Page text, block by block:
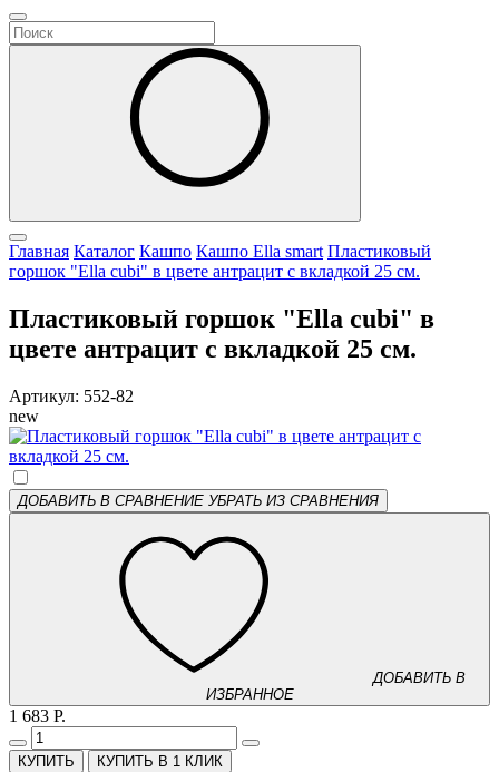
Главная Каталог Кашпо Кашпо Ella smart Пластиковый
горшок "Ella cubi" в цвете антрацит с вкладкой 25 см.
Пластиковый горшок "Ella cubi" в
цвете антрацит с вкладкой 25 см.
Артикул: 552-82
new
ДОБАВИТЬ В СРАВНЕНИЕ УБРАТЬ ИЗ СРАВНЕНИЯ
ДОБАВИТЬ В
ИЗБРАННОЕ
1 683 Р.
КУПИТЬ В 1 КЛИК